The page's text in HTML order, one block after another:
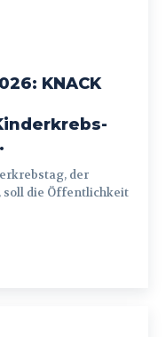
KNACK
soll die Öffentlichkeit